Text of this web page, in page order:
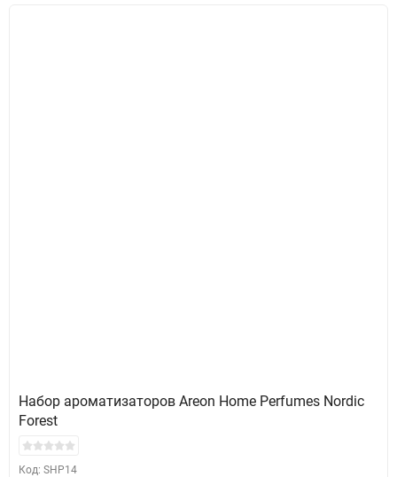
Набор ароматизаторов Areon Home Perfumes Nordic
Forest
Код: SHP14